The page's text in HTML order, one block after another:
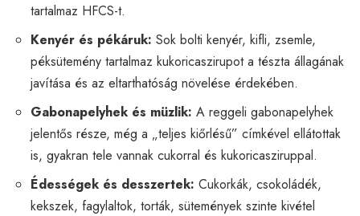
tartalmaz HFCS-t.
Kenyér és pékáruk: Sok bolti kenyér, kifli, zsemle,
péksütemény tartalmaz kukoricaszirupot a tészta állagának
javítása és az eltarthatóság növelése érdekében.
Gabonapelyhek és müzlik: A reggeli gabonapelyhek
jelentős része, még a „teljes kiőrlésű” címkével ellátottak
is, gyakran tele vannak cukorral és kukoricasziruppal.
Édességek és desszertek: Cukorkák, csokoládék,
kekszek, fagylaltok, torták, sütemények szinte kivétel